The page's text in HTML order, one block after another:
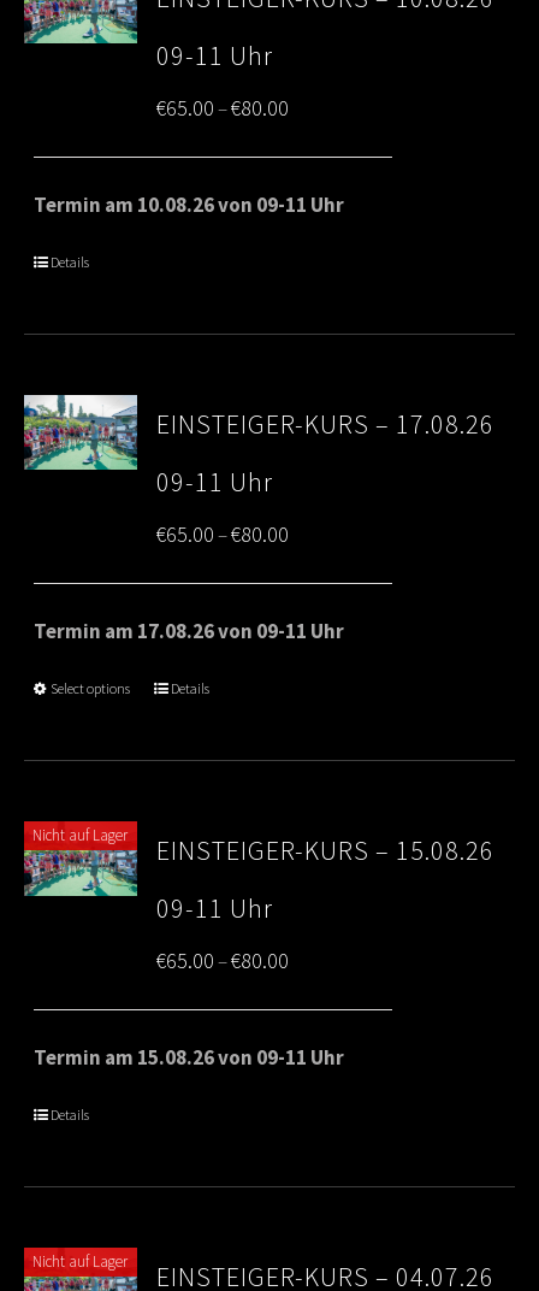
09-11 Uhr
€65.00–€80.00
range:
€65.00
Termin am 10.08.26 von 09-11 Uhr
Details
EINSTEIGER-KURS – 17.08.26
09-11 Uhr
€65.00–€80.00
range:
€65.00
Termin am 17.08.26 von 09-11 Uhr
Select options Details
Nicht auf Lager
EINSTEIGER-KURS – 15.08.26
09-11 Uhr
€65.00–€80.00
range:
€65.00
Termin am 15.08.26 von 09-11 Uhr
Details
Nicht auf Lager EINSTEIGER-KURS – 04.07.26